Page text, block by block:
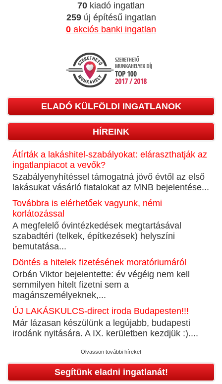
70 kiadó ingatlan
259új építésű ingatlan
0 akciós banki ingatlan
ELADÓ KÜLFÖLDI INGATLANOK
HÍREINK
Átírták a lakáshitel-szabályokat: eláraszthatják az
ingatlanpiacot a vevők?
Szabályenyhítéssel támogatná jövő évtől az első
lakásukat vásárló fiatalokat az MNB bejelentése...
Továbbra is elérhetőek vagyunk, némi
korlátozással
A megfelelő óvintézkedések megtartásával
szabadtéri (telkek, építkezések) helyszíni
bemutatása...
Döntés a hitelek fizetésének moratóriumáról
Orbán Viktor bejelentette: év végéig nem kell
semmilyen hitelt fizetni sem a
magánszemélyeknek,...
ÚJ LAKÁSKULCS-direct iroda Budapesten!!!
Már lázasan készülünk a legújabb, budapesti
irodánk nyitására. A IX. kerületben kezdjük :)....
Olvasson további híreket
Segítünk eladni ingatlanát!